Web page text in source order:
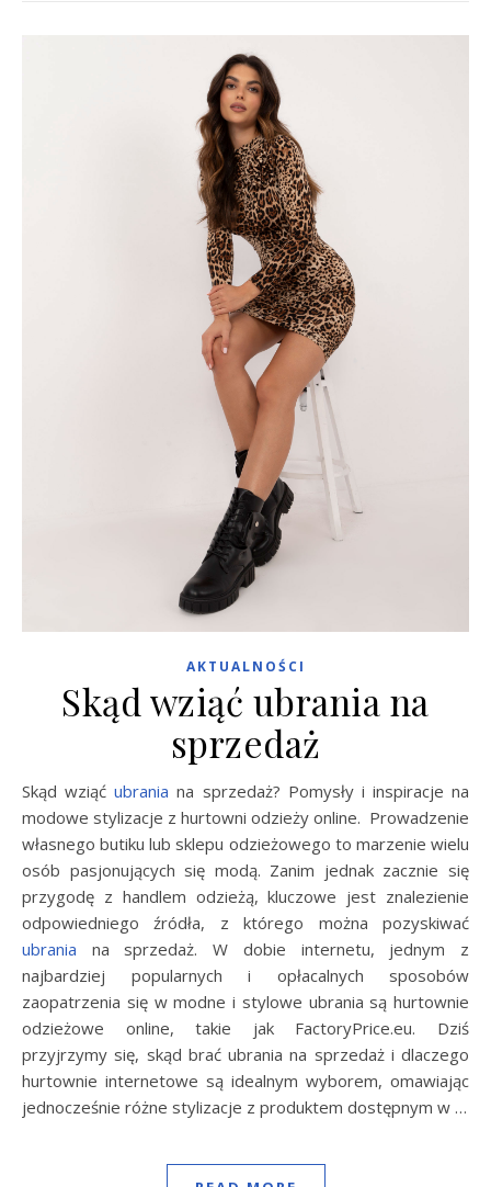
AKTUALNOŚCI
Skąd wziąć ubrania na
sprzedaż
Skąd wziąćubrania na sprzedaż? Pomysły i inspiracje na
modowe stylizacje z hurtowni odzieży online. Prowadzenie
własnego butiku lub sklepu odzieżowego to marzenie wielu
osób pasjonujących się modą. Zanim jednak zacznie się
przygodę z handlem odzieżą, kluczowe jest znalezienie
odpowiedniego źródła, z którego można pozyskiwać
ubrania na sprzedaż. W dobie internetu, jednym z
najbardziej popularnych i opłacalnych sposobów
zaopatrzenia się w modne i stylowe ubrania są hurtownie
odzieżowe online, takie jak FactoryPrice.eu. Dziś
przyjrzymy się, skąd brać ubrania na sprzedaż i dlaczego
hurtownie internetowe są idealnym wyborem, omawiając
jednocześnie różne stylizacje z produktem dostępnym w …